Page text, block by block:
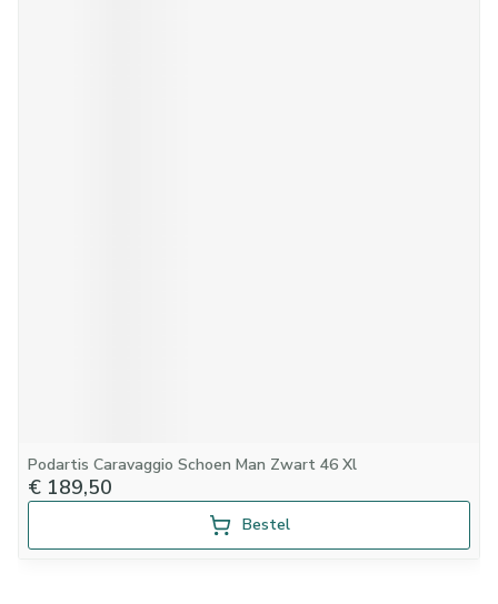
Podartis Caravaggio Schoen Man Zwart 46 Xl
€ 189,50
Bestel